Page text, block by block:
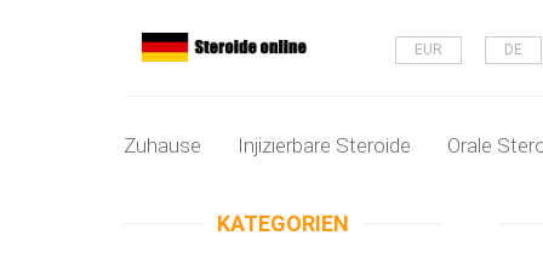
EUR DE
Zuhause Injizierbare Steroide Orale
KATEGORIEN